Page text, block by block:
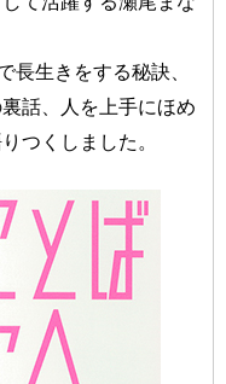
長生きをする秘訣、
話、人を上手にほめ
つくしました。